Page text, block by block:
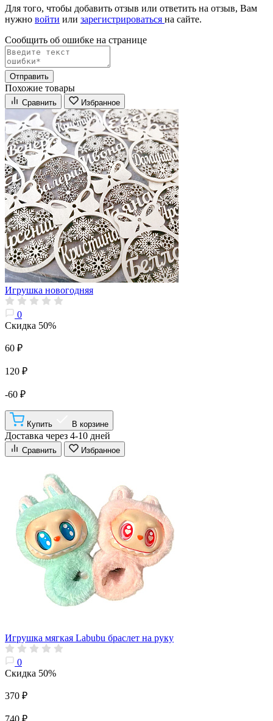
Для того, чтобы добавить отзыв или ответить на отзыв, Вам
нужно войти или зарегистрироваться на сайте.
Сообщить об ошибке на страницe
Отправить
Похожие товары
Сравнить Избранное
Игрушка новогодняя
0
Скидка 50%
60 ₽
120 ₽
-60 ₽
Купить В корзине
Доставка через 4-10 дней
Сравнить Избранное
Игрушка мягкая Labubu браслет на руку
0
Скидка 50%
370 ₽
740 ₽